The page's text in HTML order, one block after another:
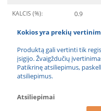
KALCIS (%): 0.9
Kokios yra prekių
Produktą gali vertinti tik
įsigijo. Žvaigždučių
Patikrinę atsiliepimus,
atsiliepimus.
Atsiliepimai